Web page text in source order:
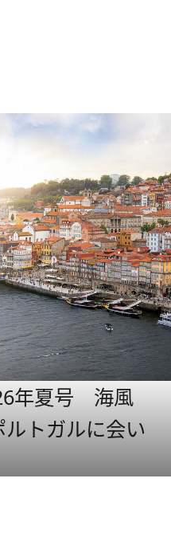
年夏号 海風
ルトガルに会い